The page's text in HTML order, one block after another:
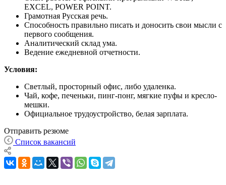
EXCEL, POWER POINT.
Грамотная Русская речь.
Способность правильно писать и доносить свои мысли с
первого сообщения.
Аналитический склад ума.
Ведение ежедневной отчетности.
Условия:
Светлый, просторный офис, либо удаленка.
Чай, кофе, печеньки, пинг-понг, мягкие пуфы и кресло-
мешки.
Официальное трудоустройство, белая зарплата.
Отправить резюме
Список вакансий